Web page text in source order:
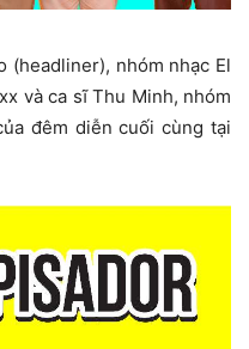
(headliner), nhóm nhạc El
và ca sĩ Thu Minh, nhóm
đêm diễn cuối cùng tại